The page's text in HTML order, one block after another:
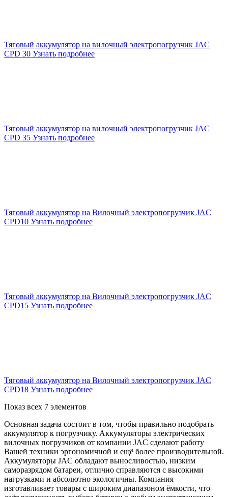
Тяговый аккумулятор на вилочный электропогрузчик JAC
CPD 30 Узнать подробнее
Тяговый аккумулятор на вилочный электропогрузчик JAC
CPD 35 Узнать подробнее
Тяговый аккумулятор на Вилочный электропогрузчик JAC
CPD10 Узнать подробнее
Тяговый аккумулятор на Вилочный электропогрузчик JAC
CPD15 Узнать подробнее
Тяговый аккумулятор на Вилочный электропогрузчик JAC
CPD18 Узнать подробнее
Показ всех 7 элементов
Основная задача состоит в том, чтобы правильно подобрать
аккумулятор к погрузчику. Аккумуляторы электрических
вилочных погрузчиков от компании JAC сделают работу
Вашей техники эргономичной и ещё более производительной.
Аккумуляторы JAC обладают выносливостью, низким
саморазрядом батареи, отлично справляются с высокими
нагрузками и абсолютно экологичны. Компания
изготавливает товары с широким диапазоном ёмкости, что